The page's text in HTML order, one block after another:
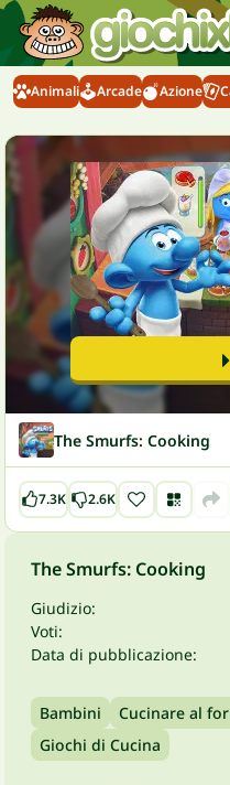
Animali Arcade Azione
The Smurfs: Cooking
7.3K 2.6K
The Smurfs: Cooking
Giudizio:
Voti:
Data di pubblicazione:
Bambini Cucinare al
Giochi di Cucina